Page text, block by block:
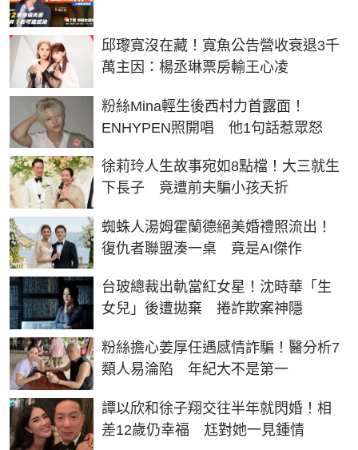
邱瓈寬沒在藏！寬魚公告營收衰退3千
萬主因：楊丞琳票房輸王心凌
粉絲Mina輕生後西村力首露面！
ENHYPEN照開唱 他1句話惹眾怒
徐莉玲人生故事宛如8點檔！大三就生
下長子 竟遭前夫騙小孩夭折
蜘蛛人湯姆霍蘭德絕美婚禮照流出！
復仇者聯盟湊一桌 竟是AI傑作
台玻總裁出軌當紅女星！沈時華「生
女兒」後遭拋棄 捲詐欺案神隱
粉絲擔心姜厚任遇感情詐騙！醫分析7
類人易淪陷 年紀大不是第一
譚以欣和徐子翔交往半年就閃婚！相
差12歲仍幸福 尪對她一見鍾情